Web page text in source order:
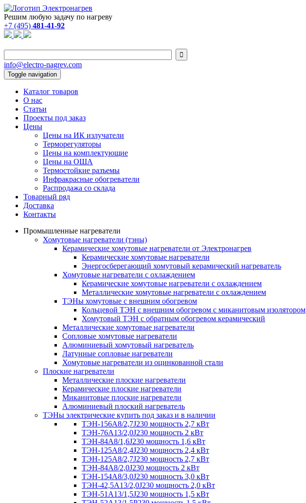
Решим любую задачу по нагреву
+7 (495) 481-41-92

info@electro-nagrev.com
Toggle navigation
Каталог товаров
О нас
Статьи
Проекты под заказ
Цены
Цены на ИК излучатели
Терморегуляторы
Цены на комплектующие
Цены на ОША
Термостойкие разъемы
Инфракрасные обогреватели
Распродажа со склада
Товарный ряд
Доставка
Контакты
Промышленные нагреватели
Хомутовые нагреватели (тэны)
Керамические хомутовые нагреватели от Электронагрев
Керамические хомутовые нагреватели
Энергосберегающий хомутовый керамический нагреватель
Хомутовые нагреватели с охлаждением
Керамические хомутовые нагреватели с охлаждением
Металлические хомутовые нагреватели с охлаждением
ТЭНы хомутовые с внешним обогревом
Кольцевой ТЭН с внешним обогревом с миканитовым изолятором
Хомутовый ТЭН с обратным обогревом керамический
Металлические хомутовые нагреватели
Сопловые хомутовые нагреватели
Алюминиевый хомутовый нагреватель
Латунные сопловые нагреватели
Хомутовые нагреватели из оцинкованной стали
Плоские нагреватели
Металлические плоские нагреватели
Керамические плоские нагреватели
Миканитовые плоские нагреватели
Алюминиевый плоский нагреватель
ТЭНы электрические купить под заказ и в наличии
ТЭН-156А8/2,7J230 мощность 2,7 кВт
ТЭН-76А13/2,0J230 мощность 2 кВт
ТЭН-84А8/1,6J230 мощность 1,6 кВт
ТЭН-125А8/2,4J230 мощность 2,4 кВт
ТЭН-125А8/2,7J230 мощность 2,7 кВт
ТЭН-84А8/2,0J230 мощность 2 кВт
ТЭН-154А8/3,0J230 мощность 3,0 кВт
ТЭН-42,5А13/2,0J230 мощность 2,0 кВт
ТЭН-51А13/1,5J230 мощность 1,5 кВт